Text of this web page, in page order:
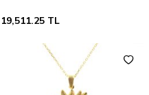
19,511.25 TL